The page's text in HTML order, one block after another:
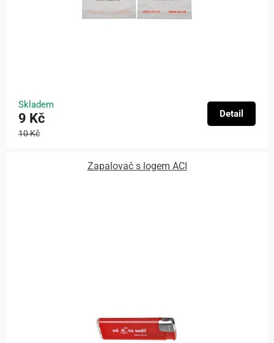
Skladem
9 Kč
10 Kč
Detail
Zapalovač s logem ACI